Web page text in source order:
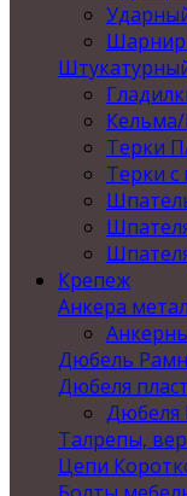
Терки
Терки
Крепеж
Анкера
Дюбель
Дюбеля
Дюбеля
Талрепы,
Цепи